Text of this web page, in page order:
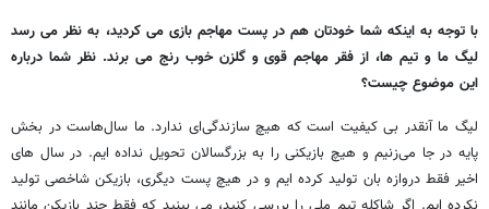
با توجه به اینکه شما خودتان هم در پست مهاجم بازی می کردید، به نظر می رسد
لیگ ما و تیم ها، از فقر مهاجم قوی و گلزن خوب رنج می برند. نظر شما درباره
این موضوع چیست؟
لیگ ما آنقدر بی کیفیت است که هیچ سازندگی‌ای ندارد. ما سال‌هاست در بخش
پایه در جا می‌زنیم و هیچ بازیکنی را به بزرگسالان تحویل نداده ایم. در سال های
اخیر فقط دروازه بان تولید کرده ایم و در هیچ پست دیگری، بازیکن شاخصی تولید